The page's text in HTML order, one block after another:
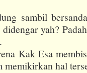
sambil
yah?
Kak Esa
memikirkan hal